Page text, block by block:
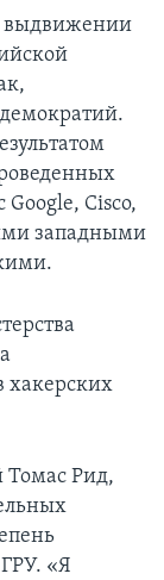
выдвижении
Cisco,
западными
хакерских
Томас Рид,
«Я